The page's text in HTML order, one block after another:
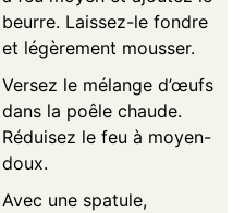
beurre. Laissez-le fondre
et légèrement mousser.
Versez le mélange d’œufs
dans la poêle chaude.
Réduisez le feu à moyen-
doux.
Avec une spatule,